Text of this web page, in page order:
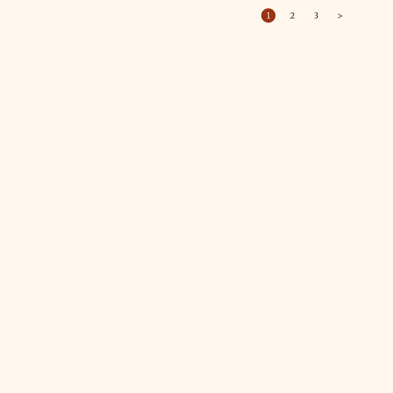
1 2 3 >